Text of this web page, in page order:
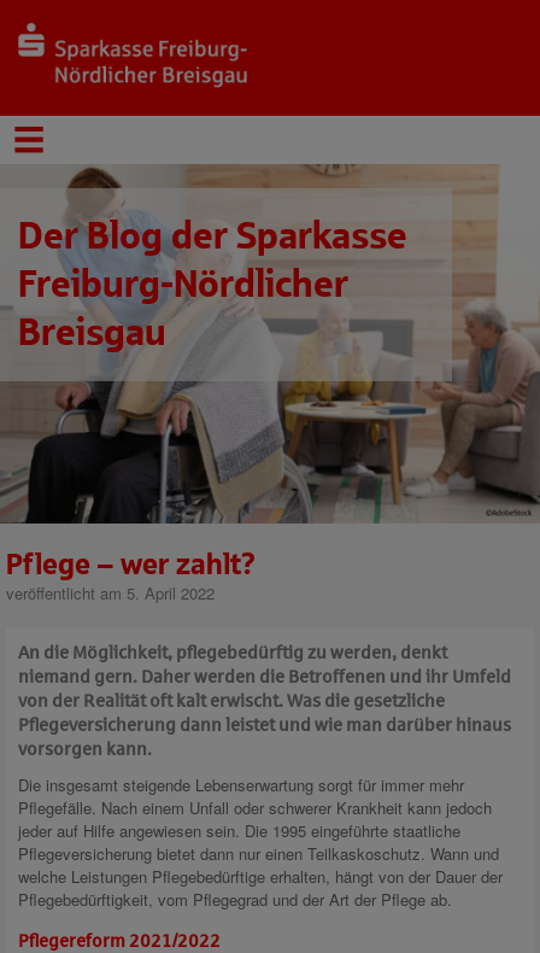
Der Blog der Sparkasse
Freiburg-Nördlicher
Breisgau
Pflege – wer zahlt?
veröffentlicht am 5. April 2022
An die Möglichkeit, pflegebedürftig zu werden, denkt
niemand gern. Daher werden die Betroffenen und ihr Umfeld
von der Realität oft kalt erwischt. Was die gesetzliche
Pflegeversicherung dann leistet und wie man darüber hinaus
vorsorgen kann.
Die insgesamt steigende Lebenserwartung sorgt für immer mehr
Pflegefälle. Nach einem Unfall oder schwerer Krankheit kann jedoch
jeder auf Hilfe angewiesen sein. Die 1995 eingeführte staatliche
Pflegeversicherung bietet dann nur einen Teilkaskoschutz. Wann und
welche Leistungen Pflegebedürftige erhalten, hängt von der Dauer der
Pflegebedürftigkeit, vom Pflegegrad und der Art der Pflege ab.
Pflegereform 2021/2022